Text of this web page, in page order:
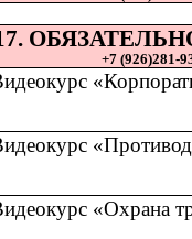
+7 (926)281-
«Охрана